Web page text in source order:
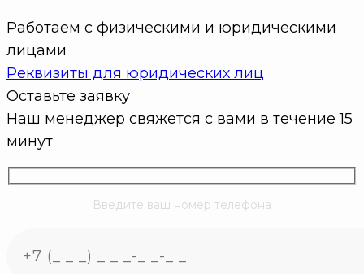
Работаем с физическими и юридическими
лицами
Реквизиты для юридических лиц
Оставьте заявку
Наш менеджер свяжется с вами в течение 15
минут
Введите ваш номер телефона